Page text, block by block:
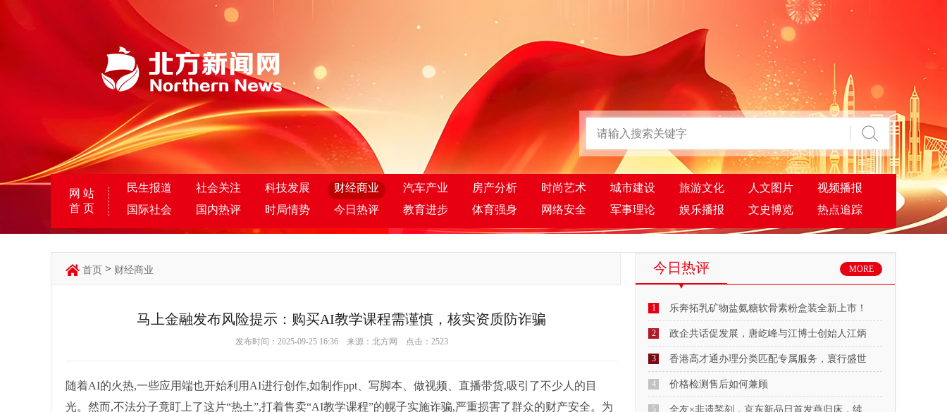
网 站
首 页
民生报道 社会关注 科技发展 财经商业 汽车产业 房产分析 时尚艺术 城市建设 旅游文化 人文图片
视频播报
国际社会
国内热评 时局情势 今日热评 教育进步 体育强身 网络安全 军事理论 娱乐播报 文史博览 热点追踪
首页 > 财经商业
马上金融发布风险提示：购买AI教学课程需谨慎，核实资质防诈骗
发布时间：2025-09-25 16:36 来源：北方网 点击： 2523
随着AI的火热,一些应用端也开始利用AI进行创作,如制作ppt、写脚本、做视频、直播带货,吸引了不少人的目
光。然而,不法分子竟盯上了这片“热土”,打着售卖“AI教学课程”的幌子实施诈骗,严重损害了群众的财产安全。为
今日热评 MORE
1 乐奔拓乳矿物盐氨糖软骨素粉盒装全新上市！
2 政企共话促发展，唐屹峰与江博士创始人江炳
3 香港高才通办理分类匹配专属服务，寰行盛世
4 价格检测售后如何兼顾
5 全友×非遗錾刻，京东新品日首发燕归床，续